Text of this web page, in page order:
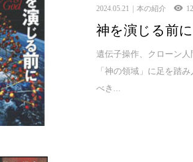
2024.05.21 本の紹介
神を演じる前
遺伝子操作、クローン
「神の領域」に足を踏
べき...